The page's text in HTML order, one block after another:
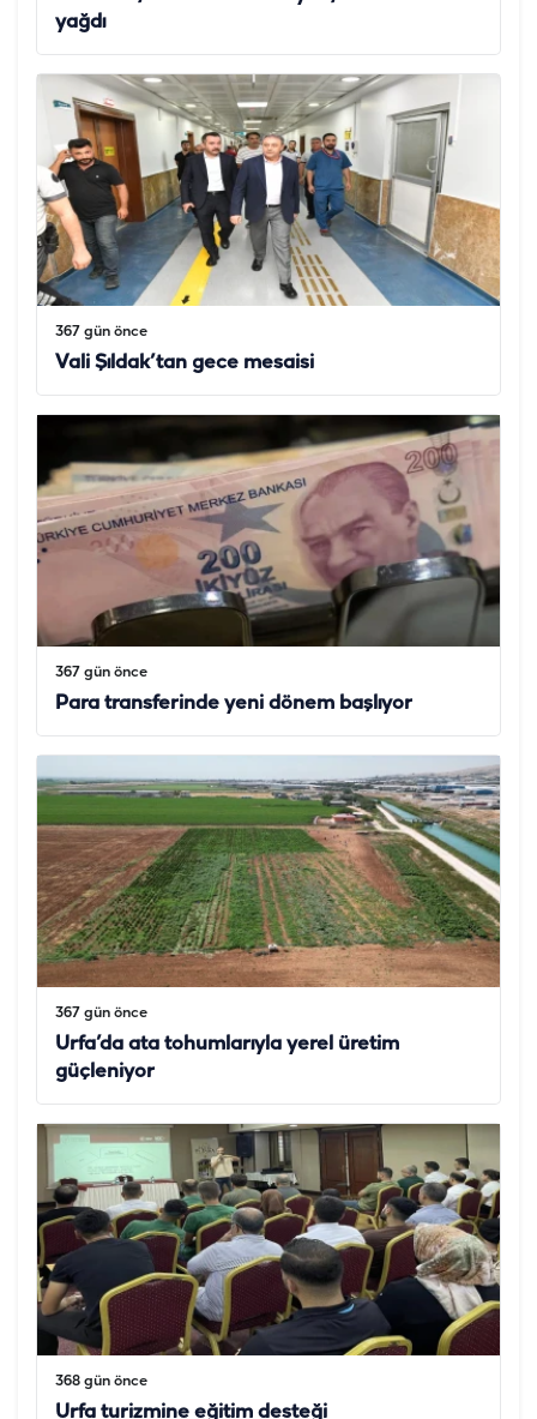
yağdı
367 gün önce
Vali Şıldak’tan gece mesaisi
367 gün önce
Para transferinde yeni dönem başlıyor
367 gün önce
Urfa’da ata tohumlarıyla yerel üretim
güçleniyor
368 gün önce
Urfa turizmine eğitim desteği